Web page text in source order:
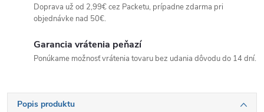
Doprava už od 2,99€ cez Packetu, prípadne zdarma pri
objednávke nad 50€.
Garancia vrátenia peňazí
Ponúkame možnosť vrátenia tovaru bez udania dôvodu do 14 dní.
Popis produktu